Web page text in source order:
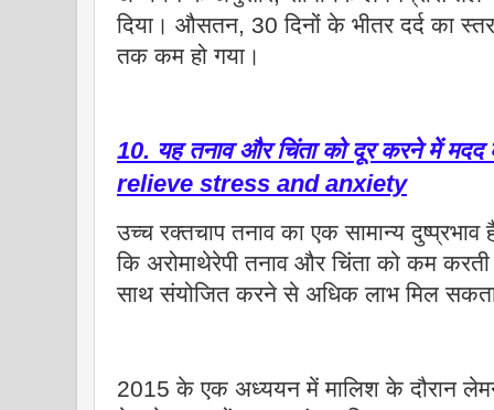
दिया। औसतन, 30 दिनों के भीतर दर्द का
तक कम हो गया।
10. यह तनाव और चिंता को दूर करने में
relieve stress and anxiety
उच्च रक्तचाप तनाव का एक सामान्य
कि अरोमाथेरेपी तनाव और चिंता को कम
साथ संयोजित करने से अधिक लाभ मिल
2015 के एक अध्ययन में मालिश के दौरान